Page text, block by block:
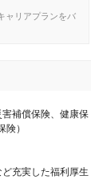
ャリアプランをバ
補償保険、健康保
）
充実した福利厚生